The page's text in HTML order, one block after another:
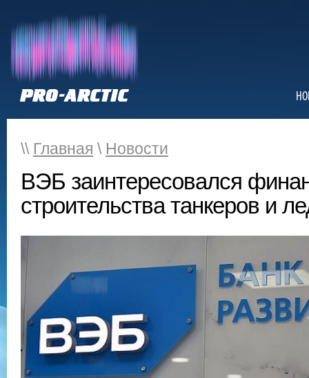
\\ Главная \ Новости
ВЭБ заинтересовался
строительства танкеров и